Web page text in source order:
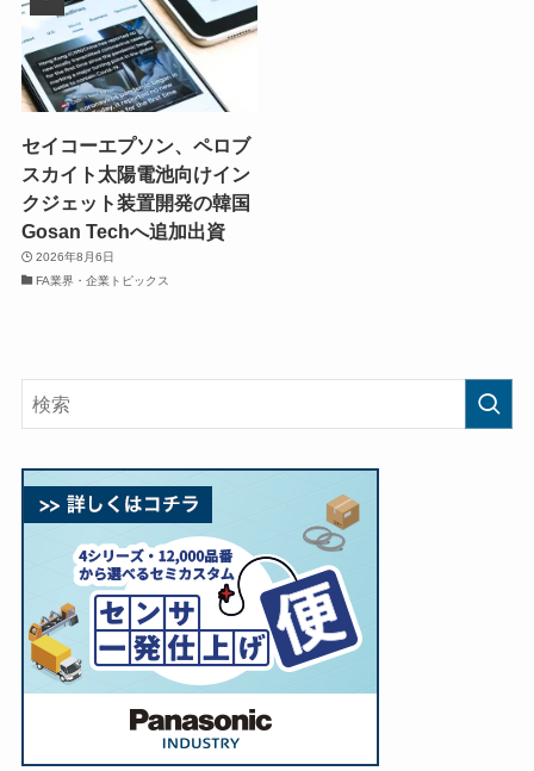
セイコーエプソン、ペロブ
スカイト太陽電池向けイン
クジェット装置開発の韓国
Gosan Techへ追加出資
2026年8月6日
FA業界・企業トピックス